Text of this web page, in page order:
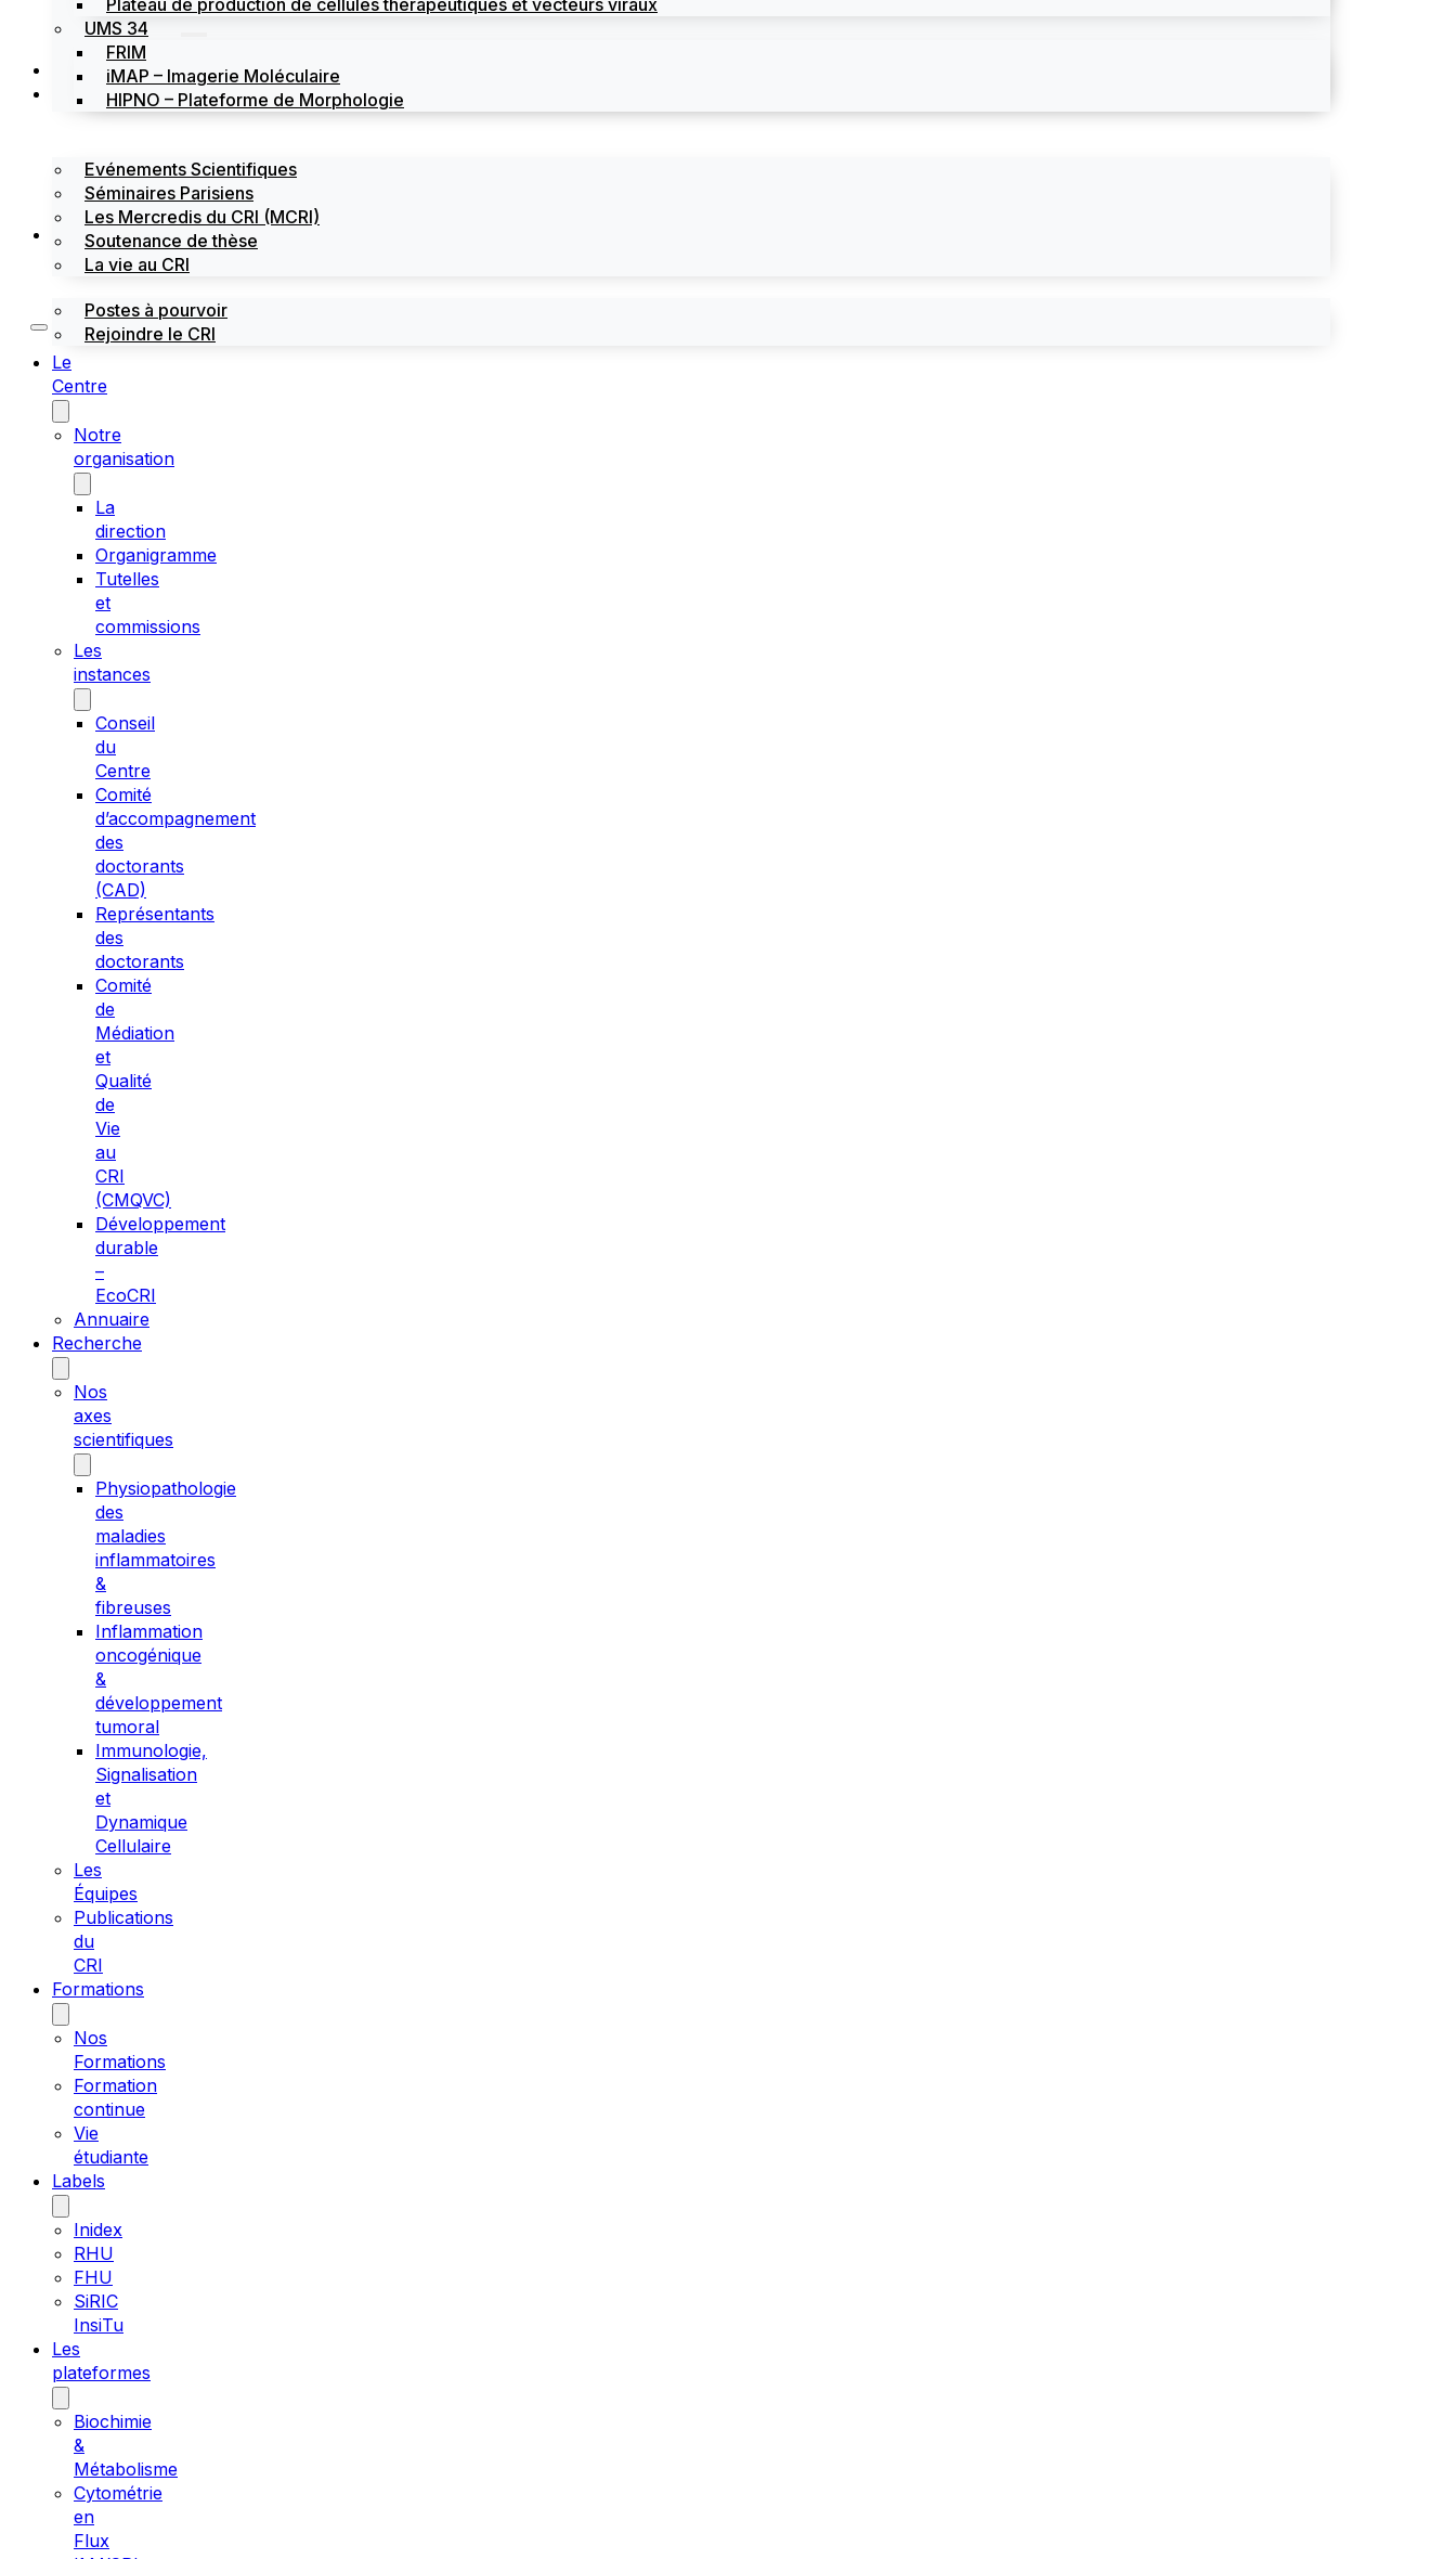
Plateau de production de cellules thérapeutiques et vecteurs viraux
UMS 34
FRIM
iMAP – Imagerie Moléculaire
HIPNO – Plateforme de Morphologie
Actualités
Évènements
Evénements Scientifiques
Séminaires Parisiens
Les Mercredis du CRI (MCRI)
Soutenance de thèse
La vie au CRI
Emploi / stages
Postes à pourvoir
Rejoindre le CRI
Le
Centre
Notre
organisation
La
direction
Organigramme
Tutelles
et
commissions
Les
instances
Conseil
du
Centre
Comité
d’accompagnement
des
doctorants
(CAD)
Représentants
des
doctorants
Comité
de
Médiation
et
Qualité
de
Vie
au
CRI
(CMQVC)
Développement
durable
–
EcoCRI
Annuaire
Recherche
Nos
axes
scientifiques
Physiopathologie
des
maladies
inflammatoires
&
fibreuses
Inflammation
oncogénique
&
développement
tumoral
Immunologie,
Signalisation
et
Dynamique
Cellulaire
Les
Équipes
Publications
du
CRI
Formations
Nos
Formations
Formation
continue
Vie
étudiante
Labels
Inidex
RHU
FHU
SiRIC
InsiTu
Les
plateformes
Biochimie
&
Métabolisme
Cytométrie
en
Flux